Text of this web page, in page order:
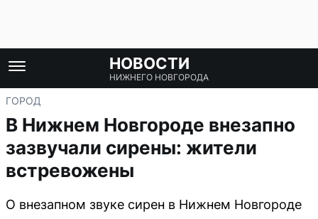
НОВОСТИ
НИЖНЕГО НОВГОРОДА
ГОРОД
В Нижнем Новгороде внезапно
зазвучали сирены: жители
встревожены
О внезапном звуке сирен в Нижнем Новгороде